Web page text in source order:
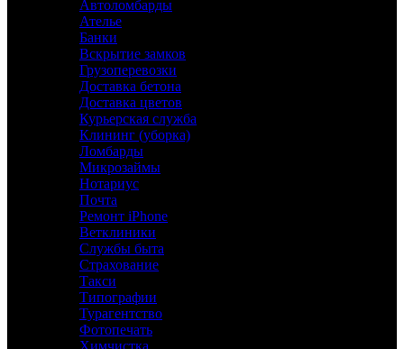
Автоломбарды
Ателье
Банки
Вскрытие замков
Грузоперевозки
Доставка бетона
Доставка цветов
Курьерская служба
Клининг (уборка)
Ломбарды
Микрозаймы
Нотариус
Почта
Ремонт iPhone
Ветклиники
Службы быта
Страхование
Такси
Типографии
Турагентство
Фотопечать
Химчистка